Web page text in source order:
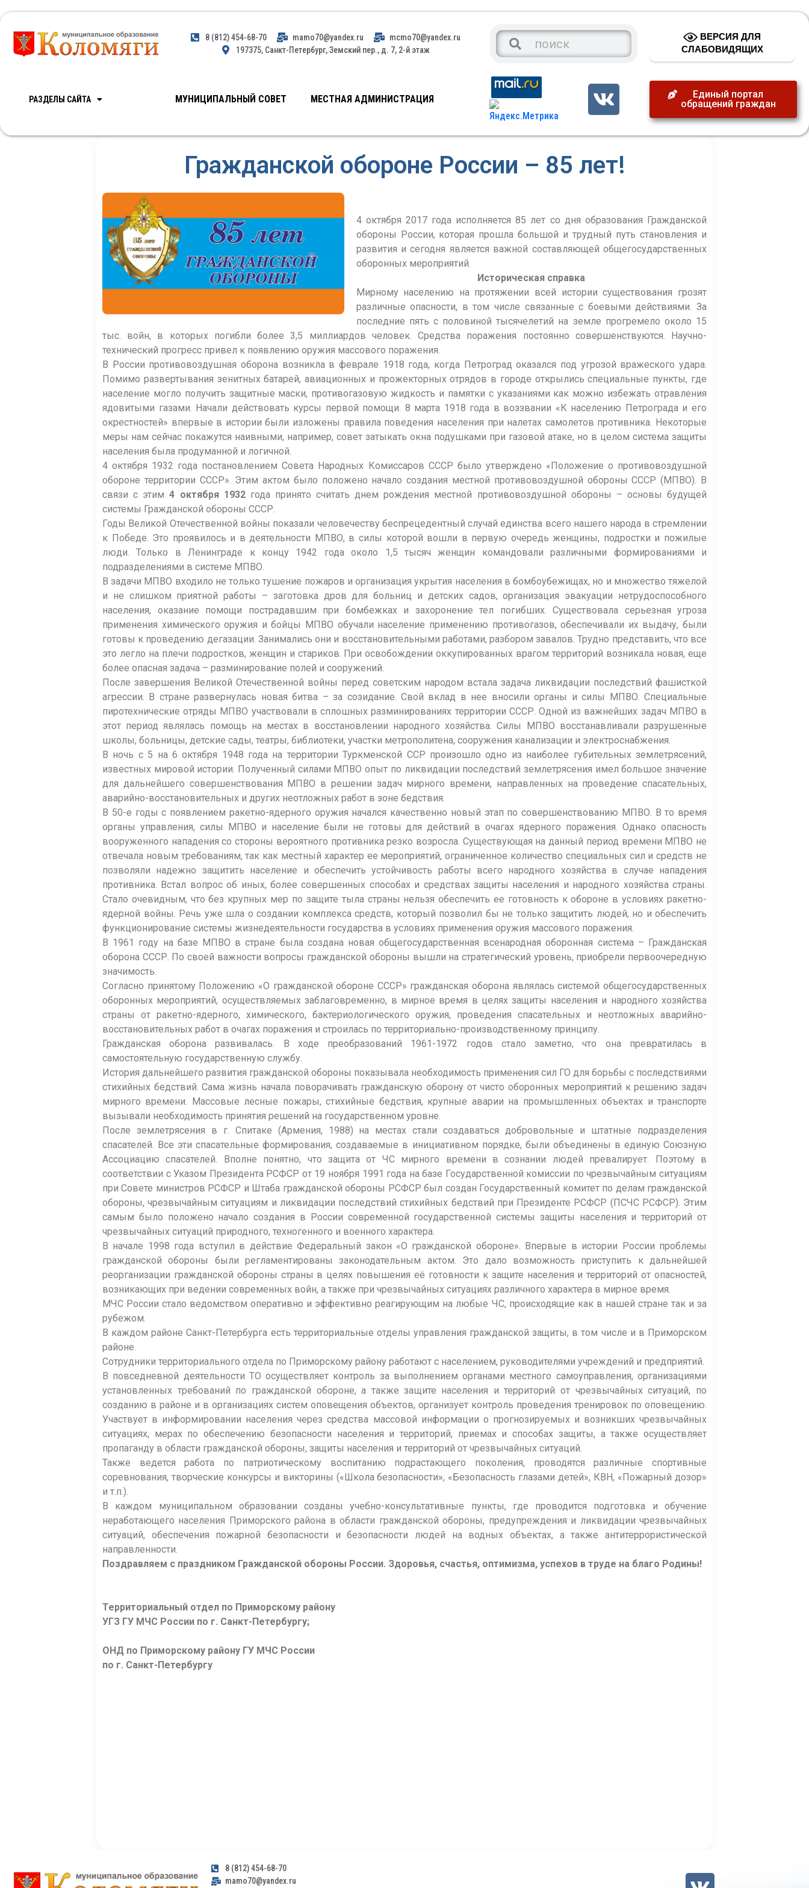
8 (812) 454-68-70 mamo70@yandex.ru
mcmo70@yandex.ru
197375, Санкт-Петербург, Земский пер., д. 7, 2-й этаж
ВЕРСИЯ ДЛЯ
СЛАБОВИДЯЩИХ
РАЗДЕЛЫ САЙТА МУНИЦИПАЛЬНЫЙ СОВЕТ МЕСТНАЯ АДМИНИСТРАЦИЯ
Единый портал
обращений граждан
Гражданской обороне России – 85 лет!
4 октября 2017 года исполняется 85 лет со дня образования Гражданской
обороны России, которая прошла большой и трудный путь становления и
развития и сегодня является важной составляющей общегосударственных
оборонных мероприятий.
Историческая справка
Мирному населению на протяжении всей истории существования грозят
различные опасности, в том числе связанные с боевыми действиями. За
последние пять с половиной тысячелетий на земле прогремело около 15
тыс. войн, в которых погибли более 3,5 миллиардов человек. Средства поражения постоянно совершенствуются. Научно-
технический прогресс привел к появлению оружия массового поражения.
В России противовоздушная оборона возникла в феврале 1918 года, когда Петроград оказался под угрозой вражеского удара.
Помимо развертывания зенитных батарей, авиационных и прожекторных отрядов в городе открылись специальные пункты, где
население могло получить защитные маски, противогазовую жидкость и памятки с указаниями как можно избежать отравления
ядовитыми газами. Начали действовать курсы первой помощи. 8 марта 1918 года в воззвании «К населению Петрограда и его
окрестностей» впервые в истории были изложены правила поведения населения при налетах самолетов противника. Некоторые
меры нам сейчас покажутся наивными, например, совет затыкать окна подушками при газовой атаке, но в целом система защиты
населения была продуманной и логичной.
4 октября 1932 года постановлением Совета Народных Комиссаров СССР было утверждено «Положение о противовоздушной
обороне территории СССР». Этим актом было положено начало создания местной противовоздушной обороны СССР (МПВО). В
связи с этим4 октября 1932года принято считать днем рождения местной противовоздушной обороны – основы будущей
системы Гражданской обороны СССР.
Годы Великой Отечественной войны показали человечеству беспрецедентный случай единства всего нашего народа в стремлении
к Победе. Это проявилось и в деятельности МПВО, в силы которой вошли в первую очередь женщины, подростки и пожилые
люди. Только в Ленинграде к концу 1942 года около 1,5 тысяч женщин командовали различными формированиями и
подразделениями в системе МПВО.
В задачи МПВО входило не только тушение пожаров и организация укрытия населения в бомбоубежищах, но и множество тяжелой
и не слишком приятной работы – заготовка дров для больниц и детских садов, организация эвакуации нетрудоспособного
населения, оказание помощи пострадавшим при бомбежках и захоронение тел погибших. Существовала серьезная угроза
применения химического оружия и бойцы МПВО обучали население применению противогазов, обеспечивали их выдачу, были
готовы к проведению дегазации. Занимались они и восстановительными работами, разбором завалов. Трудно представить, что все
это легло на плечи подростков, женщин и стариков. При освобождении оккупированных врагом территорий возникала новая, еще
более опасная задача – разминирование полей и сооружений.
После завершения Великой Отечественной войны перед советским народом встала задача ликвидации последствий фашисткой
агрессии. В стране развернулась новая битва – за созидание. Свой вклад в нее вносили органы и силы МПВО. Специальные
пиротехнические отряды МПВО участвовали в сплошных разминированиях территории СССР. Одной из важнейших задач МПВО в
этот период являлась помощь на местах в восстановлении народного хозяйства. Силы МПВО восстанавливали разрушенные
школы, больницы, детские сады, театры, библиотеки, участки метрополитена, сооружения канализации и электроснабжения.
В ночь с 5 на 6 октября 1948 года на территории Туркменской ССР произошло одно из наиболее губительных землетрясений,
известных мировой истории. Полученный силами МПВО опыт по ликвидации последствий землетрясения имел большое значение
для дальнейшего совершенствования МПВО в решении задач мирного времени, направленных на проведение спасательных,
аварийно-восстановительных и других неотложных работ в зоне бедствия.
В 50-е годы с появлением ракетно-ядерного оружия начался качественно новый этап по совершенствованию МПВО. В то время
органы управления, силы МПВО и население были не готовы для действий в очагах ядерного поражения. Однако опасность
вооруженного нападения со стороны вероятного противника резко возросла. Существующая на данный период времени МПВО не
отвечала новым требованиям, так как местный характер ее мероприятий, ограниченное количество специальных сил и средств не
позволяли надежно защитить население и обеспечить устойчивость работы всего народного хозяйства в случае нападения
противника. Встал вопрос об иных, более совершенных способах и средствах защиты населения и народного хозяйства страны.
Стало очевидным, что без крупных мер по защите тыла страны нельзя обеспечить ее готовность к обороне в условиях ракетно-
ядерной войны. Речь уже шла о создании комплекса средств, который позволил бы не только защитить людей, но и обеспечить
функционирование системы жизнедеятельности государства в условиях применения оружия массового поражения.
В 1961 году на базе МПВО в стране была создана новая общегосударственная всенародная оборонная система – Гражданская
оборона СССР. По своей важности вопросы гражданской обороны вышли на стратегический уровень, приобрели первоочередную
значимость.
Согласно принятому Положению «О гражданской обороне СССР» гражданская оборона являлась системой общегосударственных
оборонных мероприятий, осуществляемых заблаговременно, в мирное время в целях защиты населения и народного хозяйства
страны от ракетно-ядерного, химического, бактериологического оружия, проведения спасательных и неотложных аварийно-
восстановительных работ в очагах поражения и строилась по территориально-производственному принципу.
Гражданская оборона развивалась. В ходе преобразований 1961-1972 годов стало заметно, что она превратилась в
самостоятельную государственную службу.
История дальнейшего развития гражданской обороны показывала необходимость применения сил ГО для борьбы с последствиями
стихийных бедствий. Сама жизнь начала поворачивать гражданскую оборону от чисто оборонных мероприятий к решению задач
мирного времени. Массовые лесные пожары, стихийные бедствия, крупные аварии на промышленных объектах и транспорте
вызывали необходимость принятия решений на государственном уровне.
После землетрясения в г. Спитаке (Армения, 1988) на местах стали создаваться добровольные и штатные подразделения
спасателей. Все эти спасательные формирования, создаваемые в инициативном порядке, были объединены в единую Союзную
Ассоциацию спасателей. Вполне понятно, что защита от ЧС мирного времени в сознании людей превалирует. Поэтому в
соответствии с Указом Президента РСФСР от 19 ноября 1991 года на базе Государственной комиссии по чрезвычайным ситуациям
при Совете министров РСФСР и Штаба гражданской обороны РСФСР был создан Государственный комитет по делам гражданской
обороны, чрезвычайным ситуациям и ликвидации последствий стихийных бедствий при Президенте РСФСР (ПСЧС РСФСР). Этим
самым было положено начало создания в России современной государственной системы защиты населения и территорий от
чрезвычайных ситуаций природного, техногенного и военного характера.
В начале 1998 года вступил в действие Федеральный закон «О гражданской обороне». Впервые в истории России проблемы
гражданской обороны были регламентированы законодательным актом. Это дало возможность приступить к дальнейшей
реорганизации гражданской обороны страны в целях повышения её готовности к защите населения и территорий от опасностей,
возникающих при ведении современных войн, а также при чрезвычайных ситуациях различного характера в мирное время.
МЧС России стало ведомством оперативно и эффективно реагирующим на любые ЧС, происходящие как в нашей стране так и за
рубежом.
В каждом районе Санкт-Петербурга есть территориальные отделы управления гражданской защиты, в том числе и в Приморском
районе.
Сотрудники территориального отдела по Приморскому району работают с населением, руководителями учреждений и предприятий.
В повседневной деятельности ТО осуществляет контроль за выполнением органами местного самоуправления, организациями
установленных требований по гражданской обороне, а также защите населения и территорий от чрезвычайных ситуаций, по
созданию в районе и в организациях систем оповещения объектов, организует контроль проведения тренировок по оповещению.
Участвует в информировании населения через средства массовой информации о прогнозируемых и возникших чрезвычайных
ситуациях, мерах по обеспечению безопасности населения и территорий, приемах и способах защиты, а также осуществляет
пропаганду в области гражданской обороны, защиты населения и территорий от чрезвычайных ситуаций.
Также ведется работа по патриотическому воспитанию подрастающего поколения, проводятся различные спортивные
соревнования, творческие конкурсы и викторины («Школа безопасности», «Безопасность глазами детей», КВН, «Пожарный дозор»
и т.п.).
В каждом муниципальном образовании созданы учебно-консультативные пункты, где проводится подготовка и обучение
неработающего населения Приморского района в области гражданской обороны, предупреждения и ликвидации чрезвычайных
ситуаций, обеспечения пожарной безопасности и безопасности людей на водных объектах, а также антитеррористической
направленности.
Поздравляем с праздником Гражданской обороны России. Здоровья, счастья, оптимизма, успехов в труде на благо Родины!
Территориальный отдел по Приморскому району
УГЗ ГУ МЧС России по г. Санкт-Петербургу;
ОНД по Приморскому району ГУ МЧС России
по г. Санкт-Петербургу
8 (812) 454-68-70
mamo70@yandex.ru